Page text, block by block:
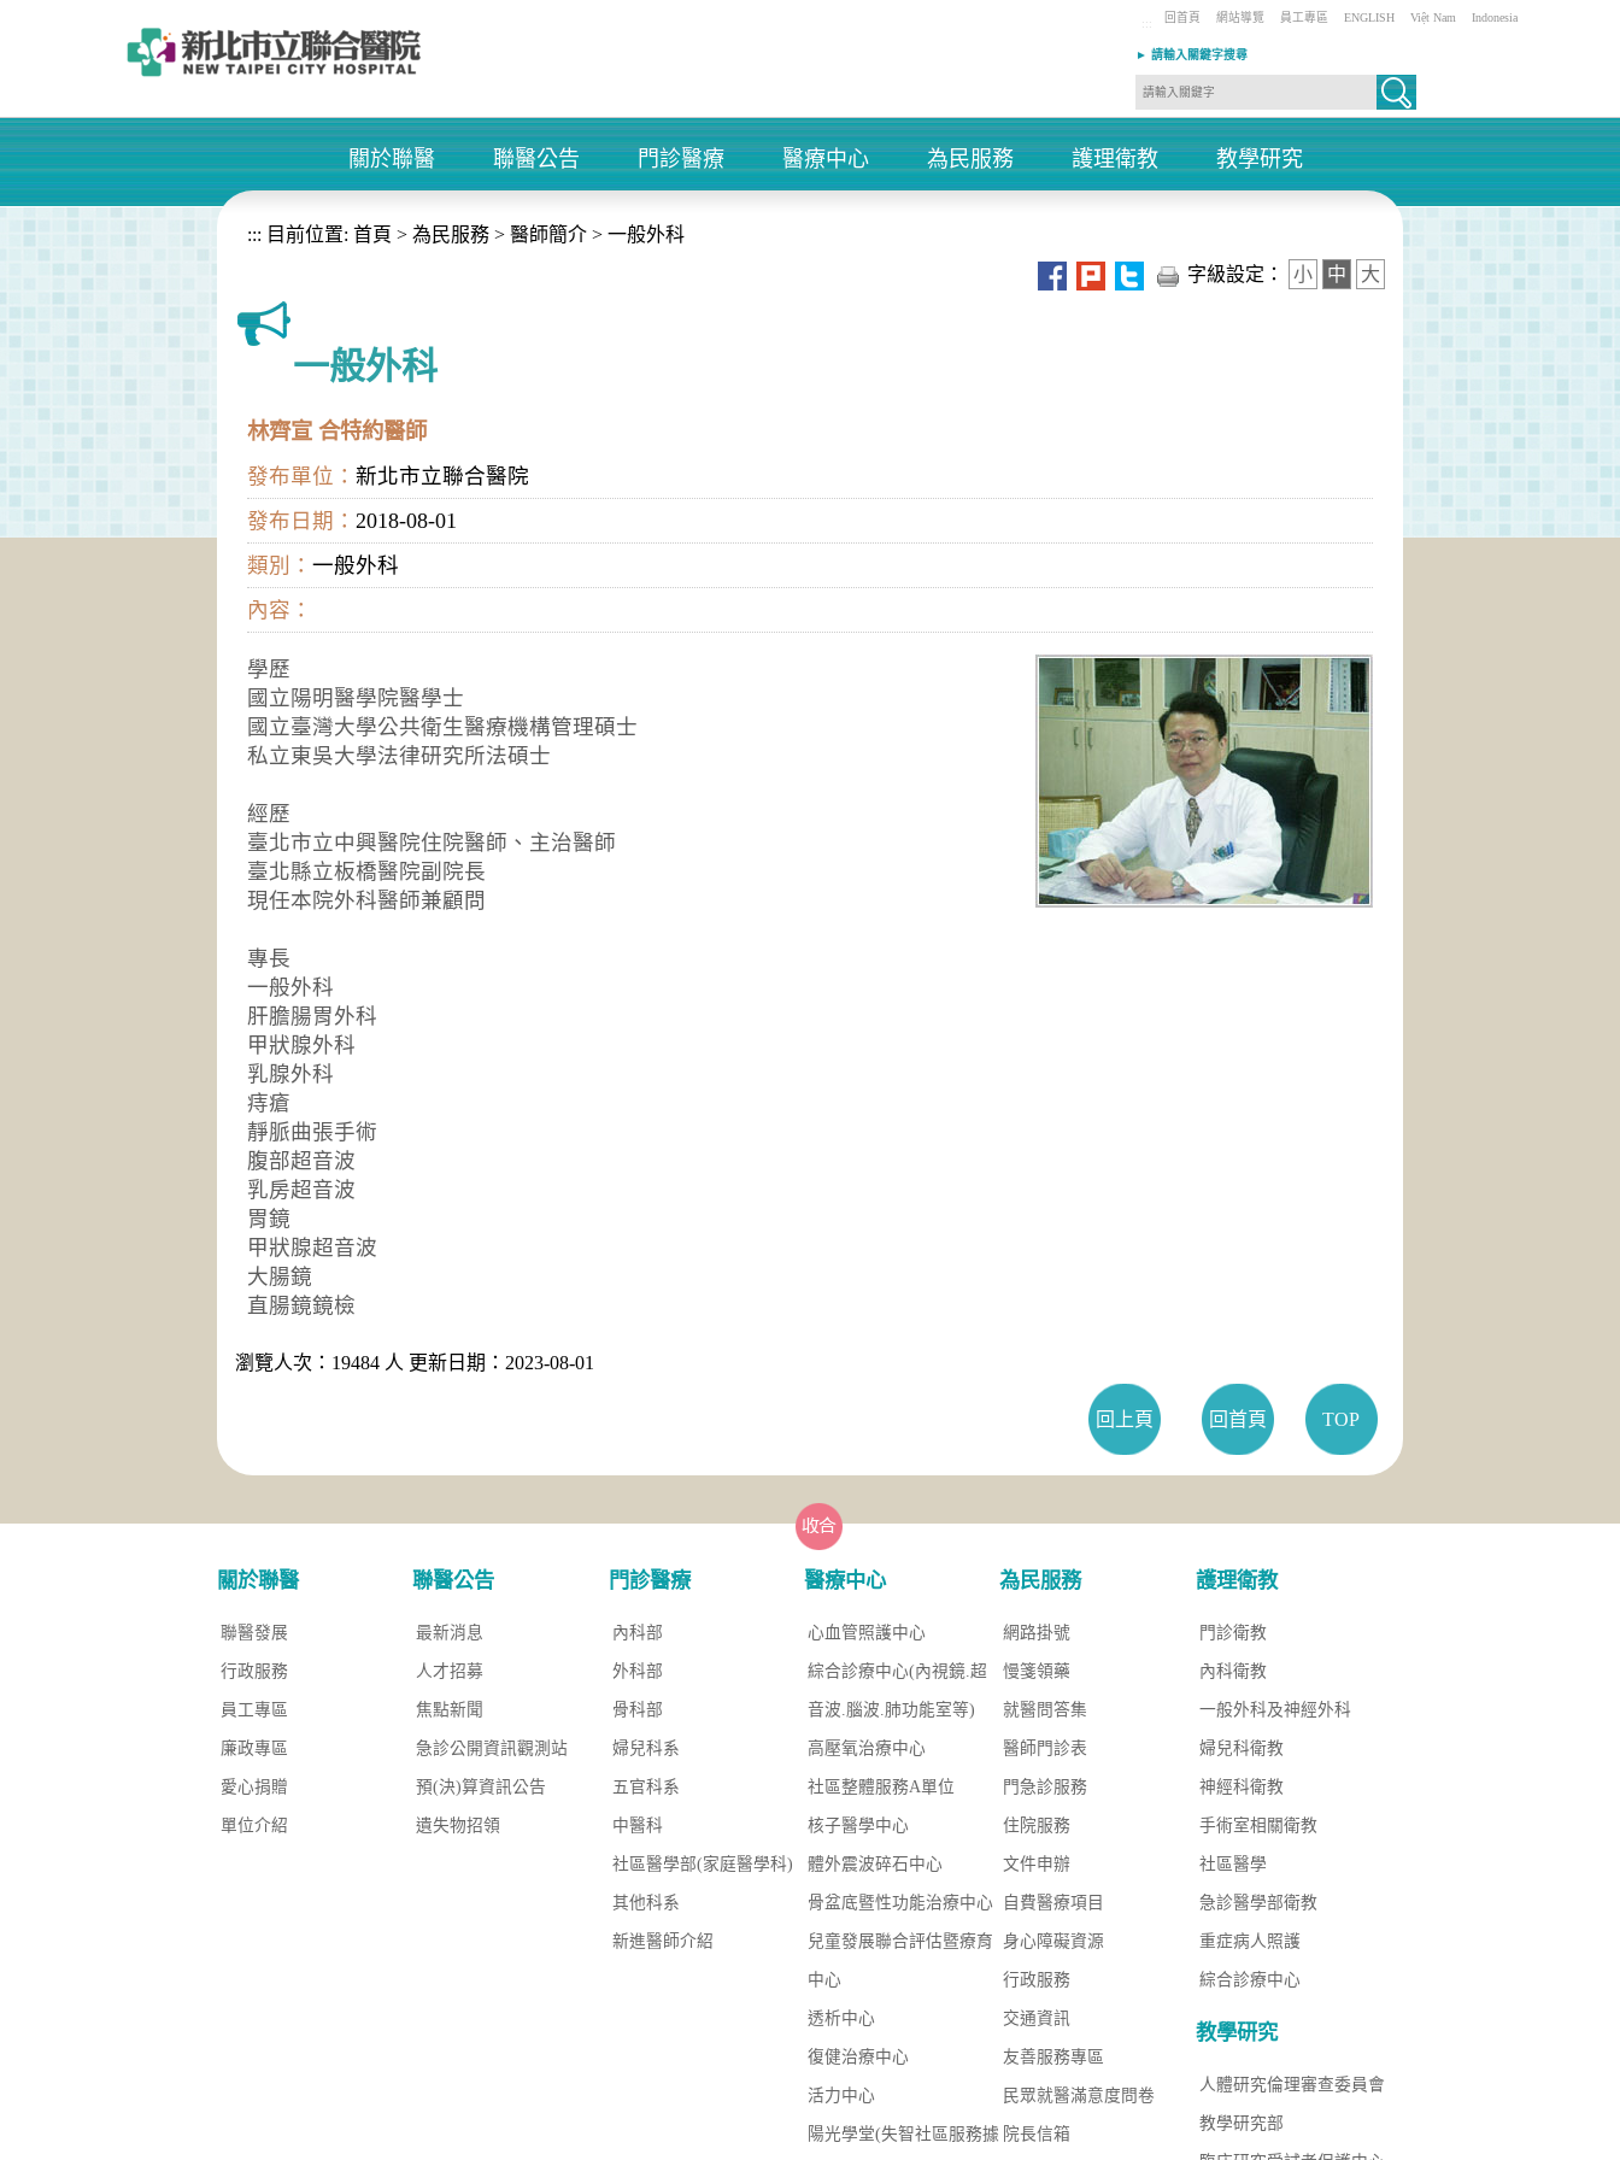
::: 回首頁 網站導覽 員工專區 ENGLISH Việt Nam Indonesia
► 請輸入關鍵字搜尋
+
關於聯醫
+
聯醫公告
+
門診醫療
+
醫療中心
+
為民服務
+
護理衛教
+
教學研究
::: 目前位置: 首頁 > 為民服務 > 醫師簡介 > 一般外科
字級設定：
小 中 大
一般外科
林齊宣 合特約醫師
發布單位： 新北市立聯合醫院
發布日期： 2018-08-01
類別： 一般外科
內容：
學歷
國立陽明醫學院醫學士
國立臺灣大學公共衛生醫療機構管理碩士
私立東吳大學法律研究所法碩士
經歷
臺北市立中興醫院住院醫師、主治醫師
臺北縣立板橋醫院副院長
現任本院外科醫師兼顧問
專長
一般外科
肝膽腸胃外科
甲狀腺外科
乳腺外科
痔瘡
靜脈曲張手術
腹部超音波
乳房超音波
胃鏡
甲狀腺超音波
大腸鏡
直腸鏡鏡檢
瀏覽人次：19484 人 更新日期：2023-08-01
回上頁 回首頁 TOP
關於聯醫
聯醫發展
行政服務
員工專區
廉政專區
愛心捐贈
單位介紹
聯醫公告
最新消息
人才招募
焦點新聞
急診公開資訊觀測站
預(決)算資訊公告
遺失物招領
門診醫療
內科部
外科部
骨科部
婦兒科系
五官科系
中醫科
社區醫學部(家庭醫學科)
其他科系
新進醫師介紹
醫療中心
心血管照護中心
綜合診療中心(內視鏡.超
音波.腦波.肺功能室等)
高壓氧治療中心
社區整體服務A單位
核子醫學中心
體外震波碎石中心
骨盆底暨性功能治療中心
兒童發展聯合評估暨療育
中心
透析中心
復健治療中心
活力中心
陽光學堂(失智社區服務據
為民服務
網路掛號
慢箋領藥
就醫問答集
醫師門診表
門急診服務
住院服務
文件申辦
自費醫療項目
身心障礙資源
行政服務
交通資訊
友善服務專區
民眾就醫滿意度問卷
院長信箱
護理衛教
門診衛教
內科衛教
一般外科及神經外科
婦兒科衛教
神經科衛教
手術室相關衛教
社區醫學
急診醫學部衛教
重症病人照護
綜合診療中心
教學研究
人體研究倫理審查委員會
教學研究部